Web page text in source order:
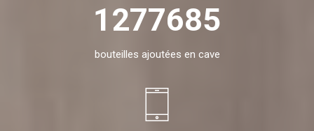
1277685
bouteilles ajoutées en cave